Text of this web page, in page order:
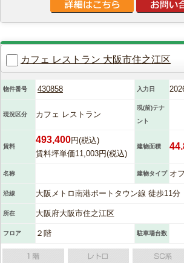
カフェ レストラン 大阪市住之江区
物件番号 430858 入力日
現況区分 カフェ レストラン
現(前)テナ
ント
賃料
493,400円(税込)
賃料坪単価11,003円(税込)
建物面積
名称 建物タイプ オ
沿線 大阪メトロ南港ポートタウン線 徒歩11分
所在 大阪府大阪市住之江区
フロア ２階 駐車場台数